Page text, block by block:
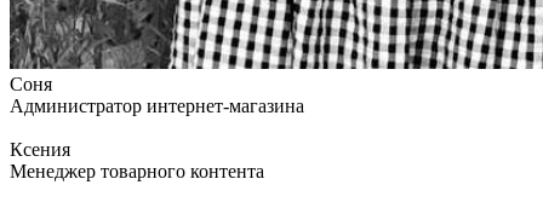
Соня
Администратор интернет-магазина
Ксения
Менеджер товарного контента